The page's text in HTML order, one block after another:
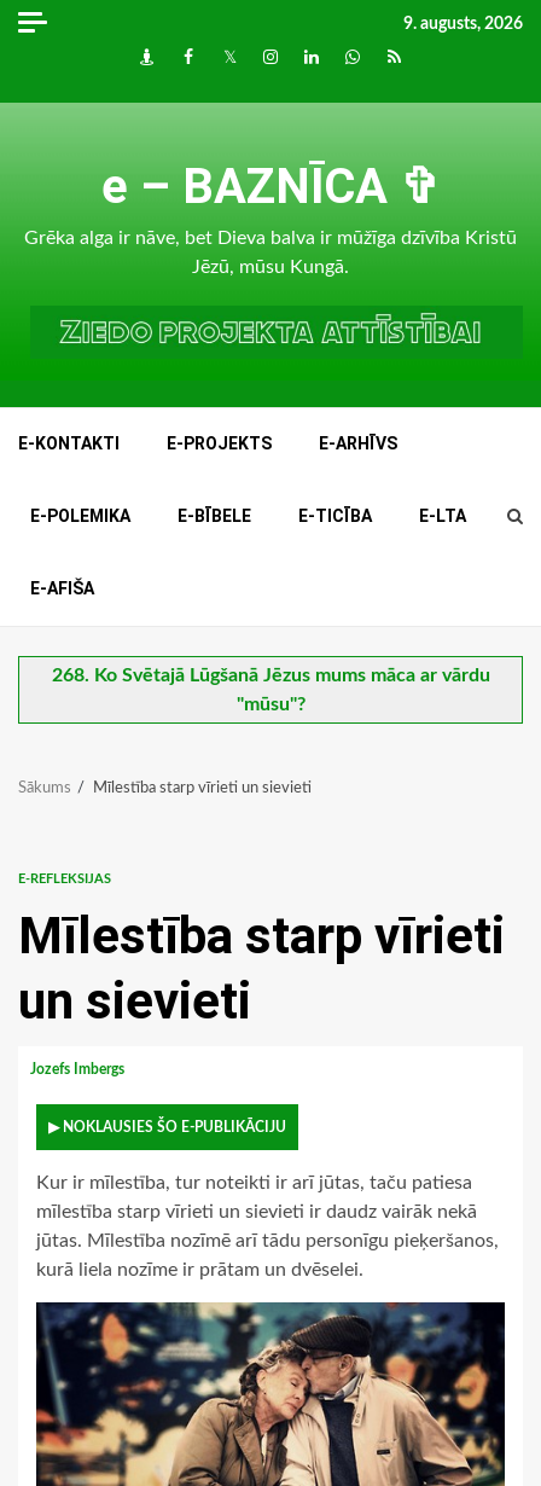
Skip
9. augusts, 2026
DraugiemFacebook
TwitterInstagram
LinkedInwhatsapp
RSS
e – BAZNĪCA ✞
Grēka alga ir nāve, bet Dieva balva ir mūžīga dzīvība Kristū
Jēzū, mūsu Kungā.
E-KONTAKTI E-PROJEKTS E-ARHĪVS
E-POLEMIKA E-BĪBELE E-TICĪBA E-LTA
E-AFIŠA
268. Ko Svētajā Lūgšanā Jēzus mums māca ar vārdu
"mūsu"?
Sākums Mīlestība starp vīrieti un sievieti
E-REFLEKSIJAS
Mīlestība starp vīrieti
un sievieti
Jozefs Imbergs
▶ NOKLAUSIES ŠO E-PUBLIKĀCIJU
Kur ir mīlestība, tur noteikti ir arī jūtas, taču patiesa
mīlestība starp vīrieti un sievieti ir daudz vairāk nekā
jūtas. Mīlestība nozīmē arī tādu personīgu pieķeršanos,
kurā liela nozīme ir prātam un dvēselei.